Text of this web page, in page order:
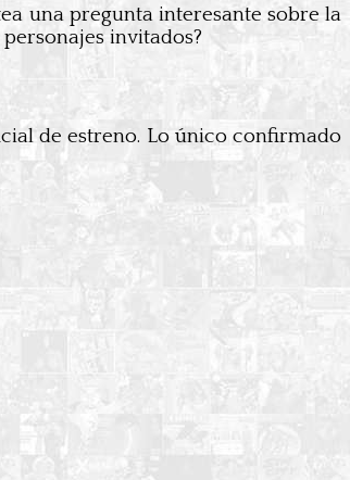
una pregunta interesante sobre la
invitados?
de estreno. Lo único confirmado